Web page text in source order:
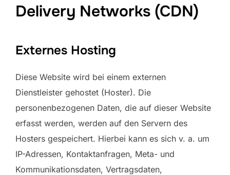
Delivery Networks (CDN)
Externes Hosting
Diese Website wird bei einem externen
Dienstleister gehostet (Hoster). Die
personenbezogenen Daten, die auf dieser Website
erfasst werden, werden auf den Servern des
Hosters gespeichert. Hierbei kann es sich v. a. um
IP-Adressen, Kontaktanfragen, Meta- und
Kommunikationsdaten, Vertragsdaten,